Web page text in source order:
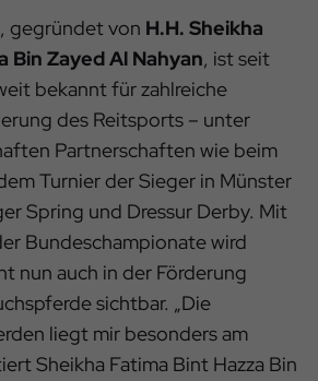
gegründet von H.H. Sheikha
Bin Zayed Al Nahyan, ist seit
bekannt für zahlreiche
des Reitsports – unter
Partnerschaften wie beim
Turnier der Sieger in Münster
Spring und Dressur Derby. Mit
Bundeschampionate wird
nun auch in der Förderung
sichtbar. „Die
liegt mir besonders am
Sheikha Fatima Bint Hazza Bin